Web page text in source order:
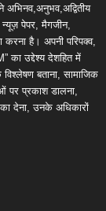
अभिनव,अनुभव,अद्वितीय
न्यूज़ पेपर, मैगजीन,
करना है। अपनी परिपक्व,
का उद्देश्य देशहित में
बताना, सामाजिक
पर प्रकाश डालना,
देना, उनके अधिकारों